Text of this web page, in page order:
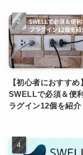
【初心者におすすめ】
SWELLで必須＆便
ラグイン12個を紹介